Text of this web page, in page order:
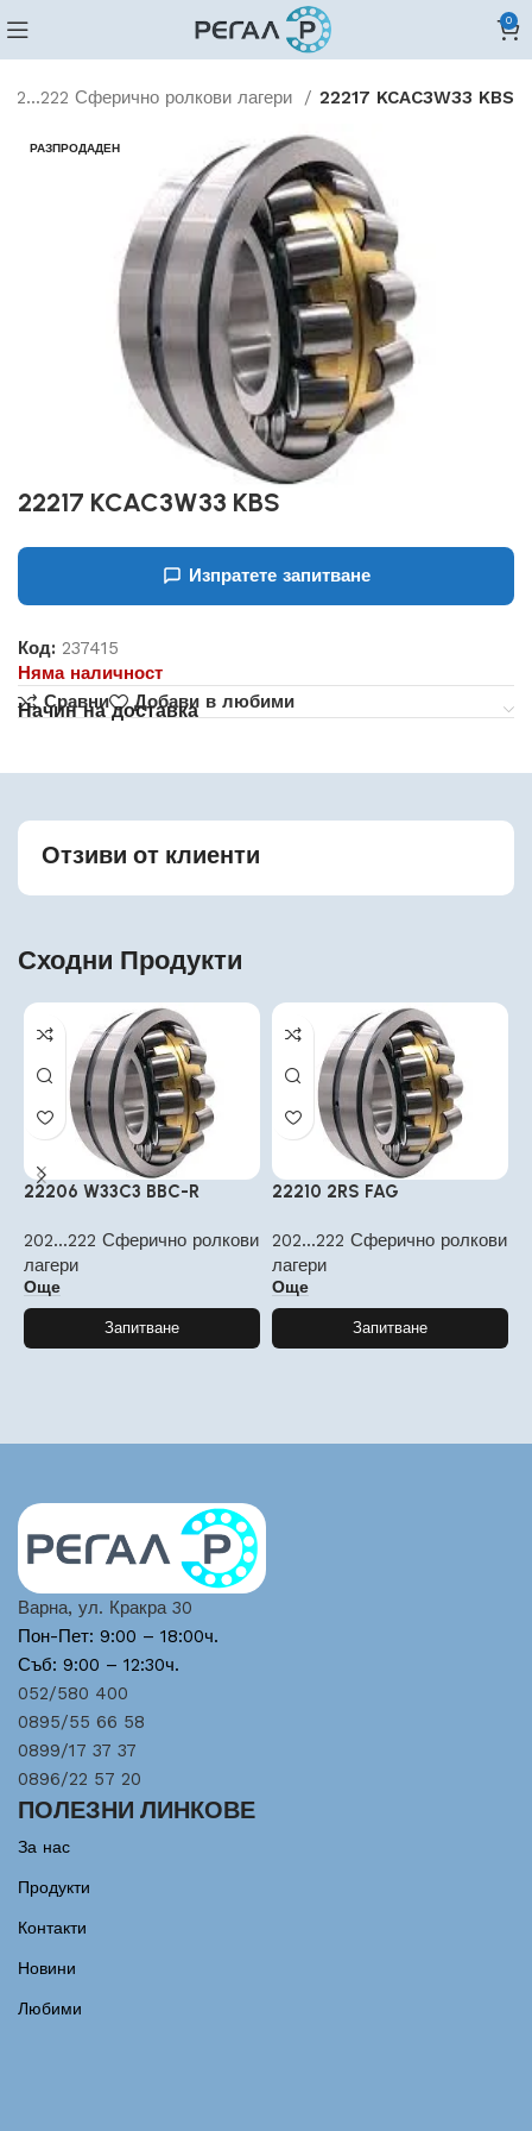
0
Сферично ролкови лагери 22217 KCAC3W33 KBS
РАЗПРОДАДЕН
22217 KCAC3W33 KBS
Изпратете запитване
Код:237415
Няма наличност
Сравни
Добави в любими
Начин на доставка
Отзиви от клиенти
Сходни Продукти
22206 W33C3 BBC-R
202...222 Сферично ролкови
лагери
Още
Запитване
22210 2RS FAG
202...222 Сферично ролкови
лагери
Още
Запитване
Варна, ул. Кракра 30
Пон-Пет: 9:00 – 18:00ч.
Съб: 9:00 – 12:30ч.
052/580 400
0895/55 66 58
0899/17 37 37
0896/22 57 20
ПОЛЕЗНИ ЛИНКОВЕ
За нас
Продукти
Контакти
Новини
Любими